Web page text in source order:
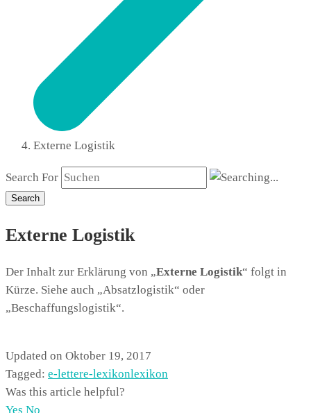
Externe Logistik
Search For
Search
Externe Logistik
Der Inhalt zur Erklärung von „Externe Logistik“ folgt in
Kürze. Siehe auch „Absatzlogistik“ oder
„Beschaffungslogistik“.
Updated on Oktober 19, 2017
Tagged: e-lettere-lexikonlexikon
Was this article helpful?
Yes No